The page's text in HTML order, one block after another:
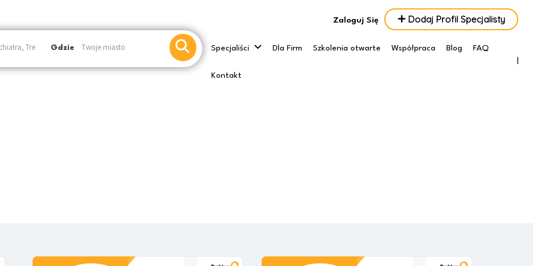
Gdzie
Zaloguj Się Dodaj Profil Specjalisty
Specjaliści Dla Firm Szkolenia otwarte Współpraca Blog FAQ
Kontakt